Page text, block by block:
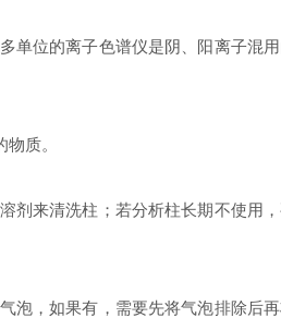
位的离子色谱仪是阴、阳离子混
质。
来清洗柱；若分析柱长期不使用
，如果有，需要先将气泡排除后再